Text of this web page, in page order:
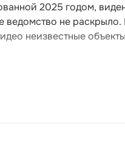
2025 годом,
ведомство не
неизвестные